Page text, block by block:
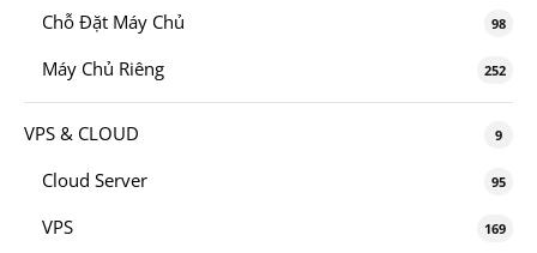
Chỗ Đặt Máy Chủ 98
Máy Chủ Riêng 252
VPS & CLOUD 9
Cloud Server 95
VPS 169